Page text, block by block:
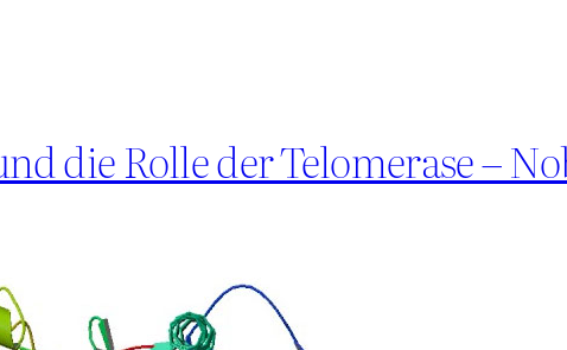
die Rolle der Telomerase –